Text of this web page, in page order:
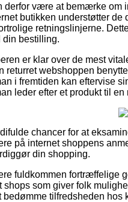
derfor være at bemærke om
butikken understøtter
retningslinjerne.
din bestilling.
er klar over de mest
returret webshoppen
i fremtiden kan eftervise
leder efter et produkt til en
chancer for at
på internet shoppens
din shopping.
fuldkommen fortræffelige
shops som giver folk
bedømme tilfredsheden hos